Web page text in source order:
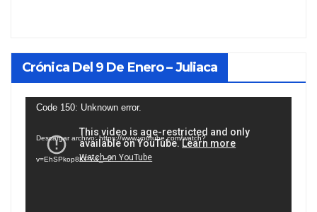
Crónica Del 9 De Enero – Juliaca
Reproductor
vídeo
Code 150: Unknown error.
Descargar archivo: https://www.youtube.com/watch?
v=EhSPkop8KPY&_=2